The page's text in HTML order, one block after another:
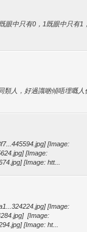
眼中只有0，1既眼中只有
類人，好過識啲傾唔埋嘅人
[Image:
[Image:
[Image: htt...
[Image:
[Image:
[Image: ht...